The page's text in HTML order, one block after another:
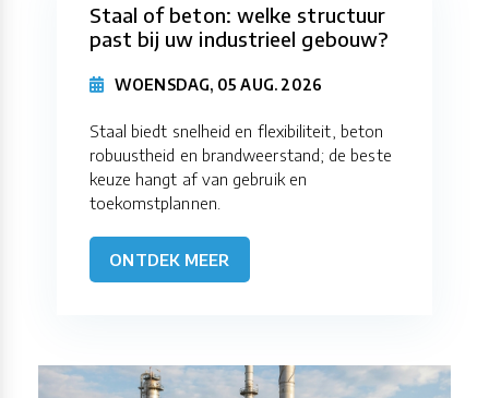
Staal of beton: welke structuur
past bij uw industrieel gebouw?
WOENSDAG, 05 AUG. 2026
Staal biedt snelheid en flexibiliteit, beton
robuustheid en brandweerstand; de beste
keuze hangt af van gebruik en
toekomstplannen.
ONTDEK MEER